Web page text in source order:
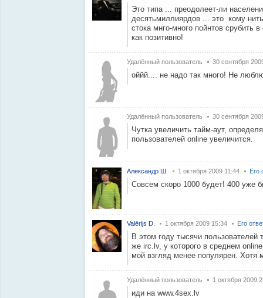
Это типа ... преодолеет-ли
десятьмиллиярдов ... это кому
стока мнго-много пойнтов срубить
как позитивно!
Удалённый пользователь 30 сентября
оййй.... не надо так много! Не
Удалённый пользователь 30 сентября
Чутка увеличить тайм-аут,
пользователей online увеличится.
Александр Ш. 1 октября 2009 11:44 Его
Совсем скоро 1000 будет! 400 уже
Valērijs D. 1 октября 2009 15:34 Его
В этом году тысячи пользователей
же irc.lv, у которого в среднем
мой взгляд менее популярен. Хотя
Удалённый пользователь 1 октября 2009
иди на www.4sex.lv